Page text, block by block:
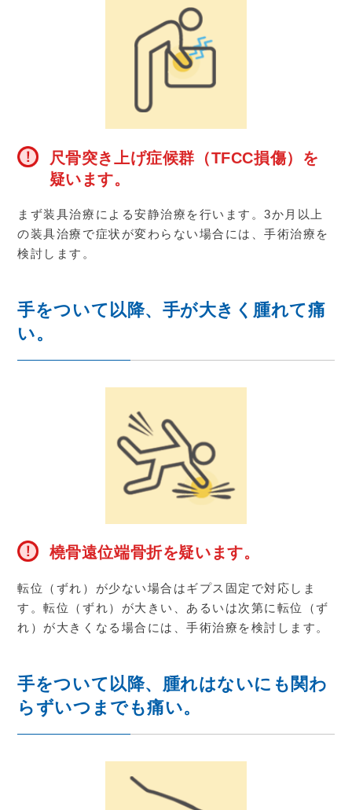
尺骨突き上げ症候群（TFCC損傷）を
疑います。
まず装具治療による安静治療を行います。3か月以上
の装具治療で症状が変わらない場合には、手術治療を
検討します。
手をついて以降、手が大きく腫れて痛
い。
橈骨遠位端骨折を疑います。
転位（ずれ）が少ない場合はギプス固定で対応しま
す。転位（ずれ）が大きい、あるいは次第に転位（ず
れ）が大きくなる場合には、手術治療を検討します。
手をついて以降、腫れはないにも関わ
らずいつまでも痛い。